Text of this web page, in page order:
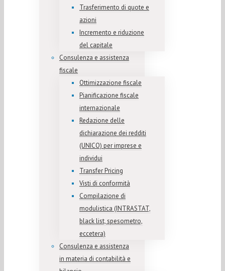
Trasferimento di quote e
azioni
Incremento e riduzione
del capitale
Consulenza e assistenza
fiscale
Ottimizzazione fiscale
Pianificazione fiscale
internazionale
Redazione delle
dichiarazione dei redditi
(UNICO) per imprese e
individui
Transfer Pricing
Visti di conformità
Compilazione di
modulistica (INTRASTAT,
black list, spesometro,
eccetera)
Consulenza e assistenza
in materia di contabilità e